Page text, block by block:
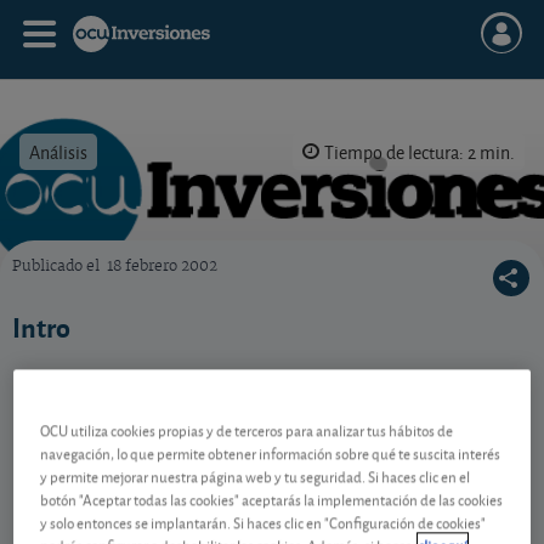
Análisis Tiempo de lectura: 2 min.
Publicado el 18 febrero 2002
Intro
Contenido reservado a SOCIOS
Gestiona tu dinero con visión
OCU utiliza cookies propias y de terceros para analizar tus hábitos de
navegación, lo que permite obtener información sobre qué te suscita interés
y permite mejorar nuestra página web y tu seguridad. Si haces clic en el
botón "Aceptar todas las cookies" aceptarás la implementación de las cookies
y solo entonces se implantarán. Si haces clic en "Configuración de cookies"